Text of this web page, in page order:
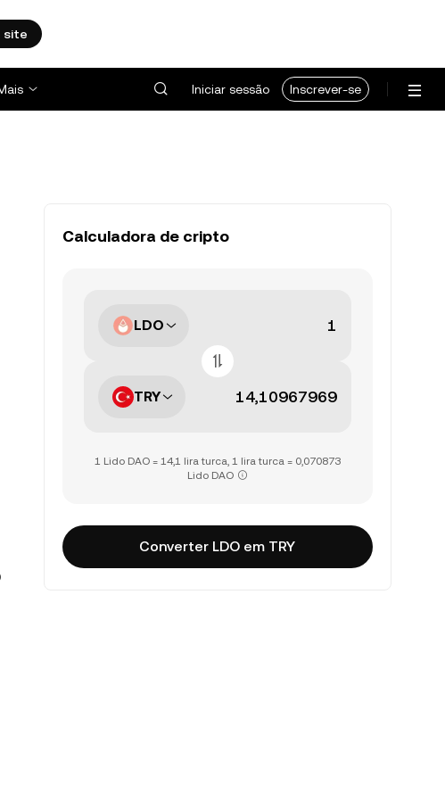
site
Iniciar sessão Inscrever-se
Calculadora de cripto
LDO
TRY
1 Lido DAO = 14,1 lira turca, 1 lira turca = 0,070873
Lido DAO
Converter LDO em TRY